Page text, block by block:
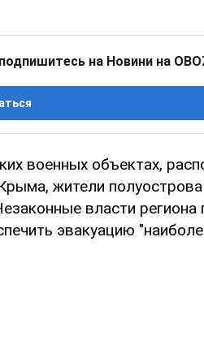
на Новини на
военных объектах,
жители
власти региона
эвакуацию